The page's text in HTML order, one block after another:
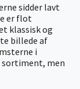
sidder lavt
er flot
klassisk og
billede af
i
men